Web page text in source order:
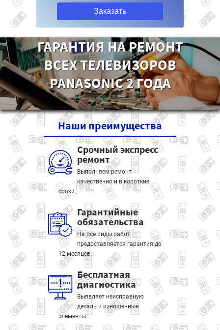
Заказать
ГАРАНТИЯ НА РЕМОНТ
ВСЕХ ТЕЛЕВИЗОРОВ
PANASONIC 2 ГОДА
Нашипреимущества
Срочный экспресс
ремонт
Выполняем ремонт
качественно и в короткие
сроки.
Гарантийные
обязательства
На все виды работ
предоставляется гарантия до
12 месяцев.
Бесплатная
диагностика
Выявляет неисправную
деталь и изношенные
элементы.